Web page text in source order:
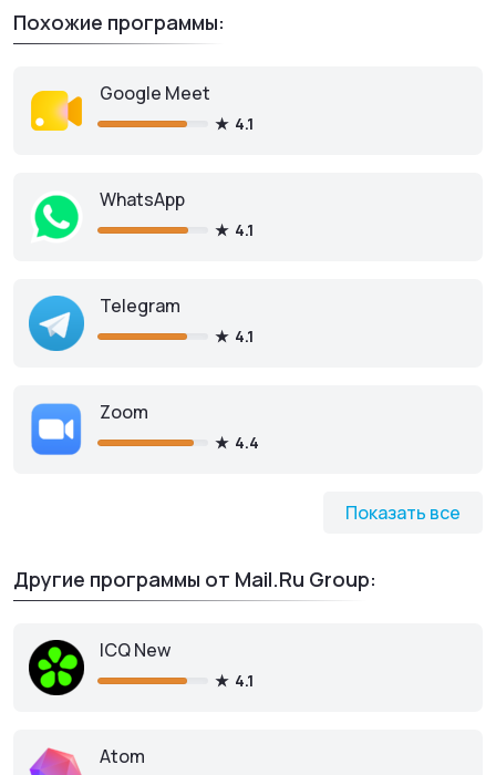
Похожие программы:
Показать все
Google Meet
4.1
WhatsApp
4.1
Telegram
4.1
Zoom
4.4
Другие программы от Mail.Ru Group:
ICQ New
4.1
Atom